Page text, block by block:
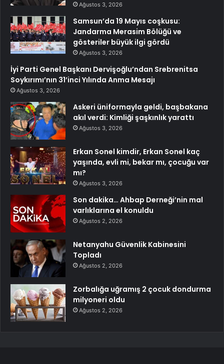
Ağustos 3, 2026
Samsun’da 19 Mayıs coşkusu:
Jandarma Merasim Bölüğü ve
gösteriler büyük ilgi gördü
Ağustos 3, 2026
İyi Parti Genel Başkanı Dervişoğlu’ndan Srebrenitsa
Soykırımı’nın 31’inci Yılında Anma Mesajı
Ağustos 3, 2026
Askeri üniformayla geldi, başbakana
akıl verdi: Kimliği şaşkınlık yarattı
Ağustos 3, 2026
Erkan Sonel kimdir, Erkan Sonel kaç
yaşında, evli mi, bekar mı, çocuğu var
mı?
Ağustos 3, 2026
Son dakika… Ahbap Derneği’nin mal
varlıklarına el konuldu
Ağustos 2, 2026
Netanyahu Güvenlik Kabinesini
Topladı
Ağustos 2, 2026
Zorbalığa uğramış 2 çocuk dondurma
milyoneri oldu
Ağustos 2, 2026